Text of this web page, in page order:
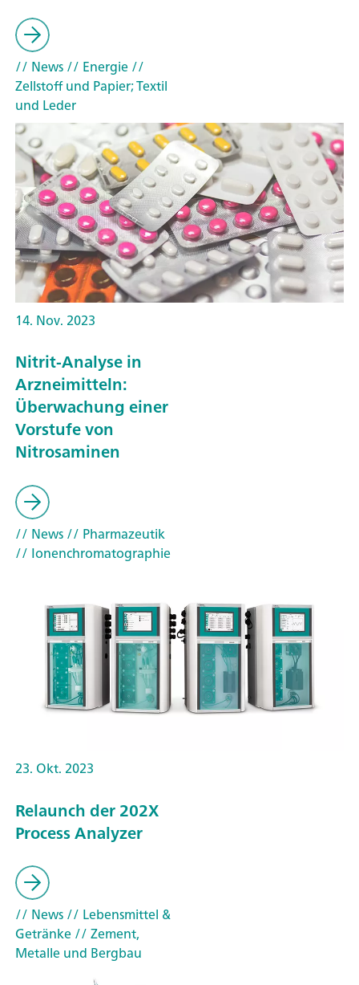
// News// Energie//
Zellstoff und Papier; Textil
und Leder
14. Nov. 2023
Nitrit-Analyse in
Arzneimitteln:
Überwachung einer
Vorstufe von
Nitrosaminen
// News// Pharmazeutik
// Ionenchromatographie
23. Okt. 2023
Relaunch der 202X
Process Analyzer
// News// Lebensmittel &
Getränke// Zement,
Metalle und Bergbau